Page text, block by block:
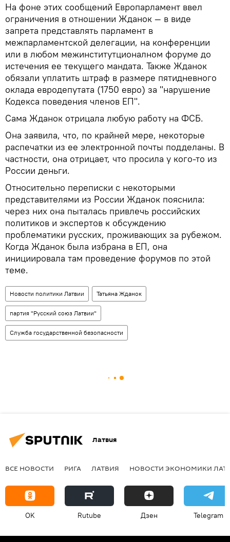
На фоне этих сообщений Европарламент ввел
ограничения в отношении Жданок — в виде
запрета представлять парламент в
межпарламентской делегации, на конференции
или в любом межинститутционалном форуме до
истечения ее текущего мандата. Также Жданок
обязали уплатить штраф в размере пятидневного
оклада евродепутата (1750 евро) за "нарушение
Кодекса поведения членов ЕП".
Сама Жданок отрицала любую работу на ФСБ.
Она заявила, что, по крайней мере, некоторые
распечатки из ее электронной почты подделаны. В
частности, она отрицает, что просила у кого-то из
России деньги.
Относительно переписки с некоторыми
представителями из России Жданок пояснила:
через них она пыталась привлечь российских
политиков и экспертов к обсуждению
проблематики русских, проживающих за рубежом.
Когда Жданок была избрана в ЕП, она
инициировала там проведение форумов по этой
теме.
Новости политики Латвии Татьяна Жданок
партия "Русский союз Латвии"
Служба государственной безопасности
Латвия
ВСЕ НОВОСТИ РИГА ЛАТВИЯ НОВОСТИ ЭКОНОМИКИ
OK Rutube Дзен Telegram